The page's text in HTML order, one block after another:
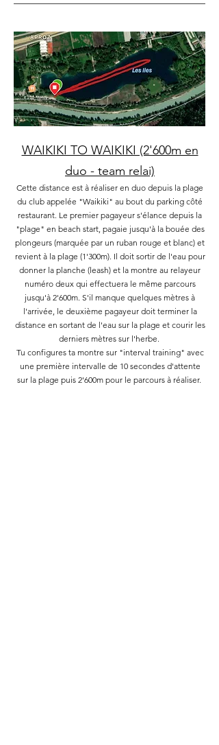
WAIKIKI TO WAIKIKI (2'600m en
duo - team relai)
Cette distance est à réaliser en duo depuis la plage
du club appelée "Waikiki" au bout du parking côté
restaurant. Le premier pagayeur s'élance depuis la
"plage" en beach start, pagaie jusqu'à la bouée des
plongeurs (marquée par un ruban rouge et blanc) et
revient à la plage (1'300m). Il doit sortir de l'eau pour
donner la planche (leash) et la montre au relayeur
numéro deux qui effectuera le même parcours
jusqu'à 2'600m. S'il manque quelques mètres à
l'arrivée, le deuxième pagayeur doit terminer la
distance en sortant de l'eau sur la plage et courir les
derniers mètres sur l'herbe.
Tu configures ta montre sur "interval training" avec
une première intervalle de 10 secondes d'attente
sur la plage puis 2'600m pour le parcours à réaliser.